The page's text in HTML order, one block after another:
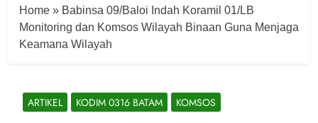
Home » Babinsa 09/Baloi Indah Koramil 01/LB
Monitoring dan Komsos Wilayah Binaan Guna Menjaga
Keamana Wilayah
ARTIKEL KODIM 0316 BATAM KOMSOS